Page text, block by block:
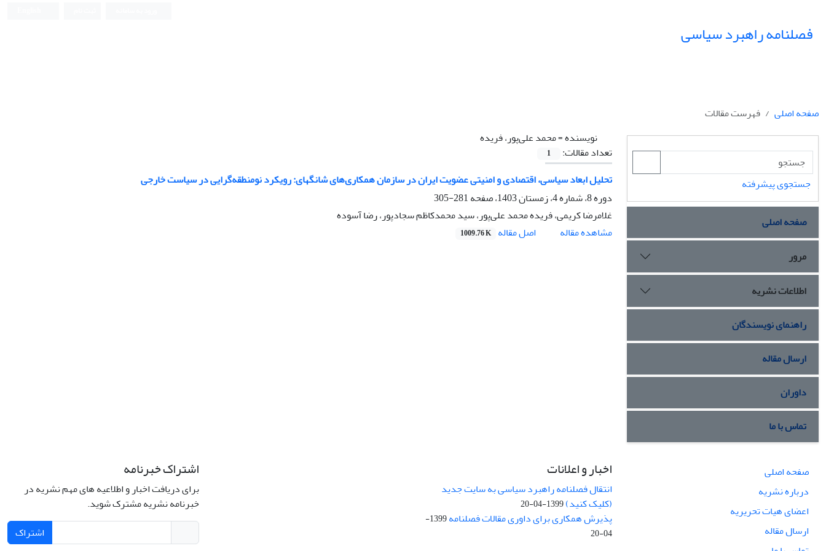
فصلنامه راهبرد سیاسی
صفحه اصلی
فهرست مقالات
نویسنده =محمد علی‌پور، فریده
تعداد مقالات:
1
تحلیل ابعاد سیاسی، اقتصادی و امنیتی عضویت ایران در سازمان همکاری‌های شانگهای: رویکرد نومنطقه‌گرایی در سیاست خارجی
دوره 8، شماره 4، زمستان 1403، صفحه
281-305
غلامرضا کریمی، فریده محمد علی‌پور، سید محمدکاظم سجادپور، رضا آسوده
مشاهده مقاله
اصل مقاله 1009.76 K
جستجوی پیشرفته
صفحه اصلی
مرور
اطلاعات نشریه
راهنمای نویسندگان
ارسال مقاله
داوران
تماس با ما
صفحه اصلی
درباره نشریه
اعضای هیات تحریریه
ارسال مقاله
اخبار و اعلانات
انتقال فصلنامه راهبرد سیاسی به سایت جدید
(کلیک کنید)1399-04-20
پذیرش همکاری برای داوری مقالات فصلنامه
1399-
04-20
اشتراک خبرنامه
برای دریافت اخبار و اطلاعیه های مهم نشریه در
خبرنامه نشریه مشترک شوید.
اشتراک